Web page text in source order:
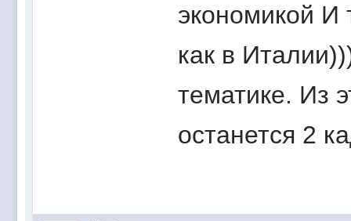
экономикой И
как в
тематике. Из
останется 2